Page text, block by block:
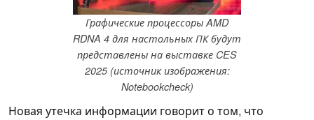
Графические процессоры AMD
RDNA 4 для настольных ПК будут
представлены на выставке CES
2025 (источник изображения:
Notebookcheck)
Новая утечка информации говорит о том, что